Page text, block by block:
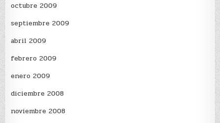
octubre 2009
septiembre 2009
abril 2009
febrero 2009
enero 2009
diciembre 2008
noviembre 2008